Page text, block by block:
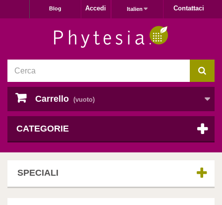
Contattaci
Italien
Accedi
Blog
Carrello (vuoto)
CATEGORIE
SPECIALI